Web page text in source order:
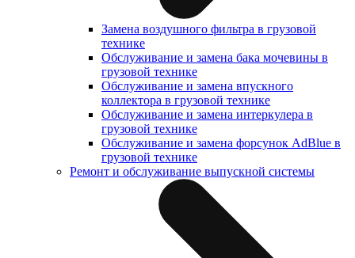
Замена воздушного фильтра в грузовой
технике
Обслуживание и замена бака мочевины в
грузовой технике
Обслуживание и замена впускного
коллектора в грузовой технике
Обслуживание и замена интеркулера в
грузовой технике
Обслуживание и замена форсунок AdBlue в
грузовой технике
Ремонт и обслуживание выпускной системы